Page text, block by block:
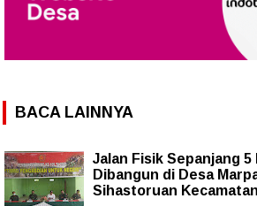
BACA LAINNYA
Jalan Fisik Sepanjang
Dibangun di Desa
Sihastoruan